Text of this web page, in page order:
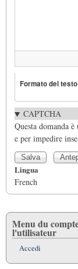
Formato del testo
CAPTCHA
Questa domanda
e per impedire
Lingua
French
Menu du
l'utilisateur
Accedi